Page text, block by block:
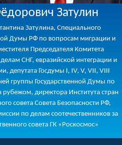
Затулин
Затулина, Специального
Думы РФ по вопросам миграции и
Председателя Комитета
СНГ, евразийской интеграции и
депутата Госдумы I, IV, V, VII, VIII
группы Государственной Думы по
директора Института стран
совета Совета Безопасности РФ,
по делам соотечественников за
совета ГК «Роскосмос»